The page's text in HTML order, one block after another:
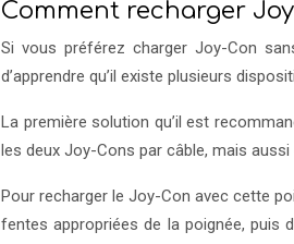
Comment recharger
Si vous préférez charger Joy-Con
d’apprendre qu’il existe plusieurs
La première solution qu’il est
les deux Joy-Cons par câble, mais
Pour recharger le Joy-Con avec cette
fentes appropriées de la poignée, puis